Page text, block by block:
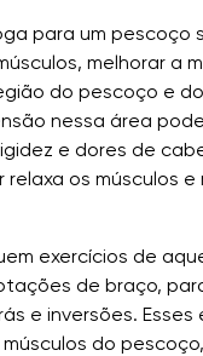
para um pescoço
melhorar a
do pescoço e
nessa área
e dores de
os músculos e
exercícios de
de braço,
e inversões. Esses
do